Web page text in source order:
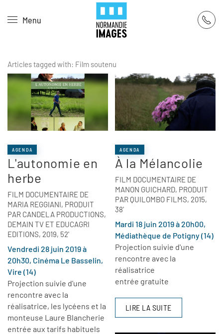
Skip to main content
Menu
Articles tagged with: Film soutenu
AGENDA
L'autonomie en
herbe
FILM DOCUMENTAIRE DE
MARIA REGGIANI, PRODUIT
PAR CANDELA PRODUCTIONS,
DEMAIN TV ET EDUCAGRI
EDITIONS, 2019, 52'
Vendredi 28 juin 2019 à
20h30, Cinéma Le Basselin,
Vire (14)
Projection suivie d'une
rencontre avec la
réalisatrice, les lycéens et la
monteuse Laure Blancherie
entrée aux tarifs habituels
AGENDA
À la Mélancolie
FILM DOCUMENTAIRE DE
MANON GUICHARD, PRODUIT
PAR QUILOMBO FILMS, 2015,
38'
Mardi 18 juin 2019 à 20h00,
Médiathèque de Potigny (14)
Projection suivie d'une
rencontre avec la
réalisatrice
entrée gratuite
LIRE LA SUITE
Panneau de gestion des cookies